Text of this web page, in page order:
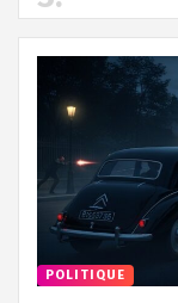
POLITIQUE